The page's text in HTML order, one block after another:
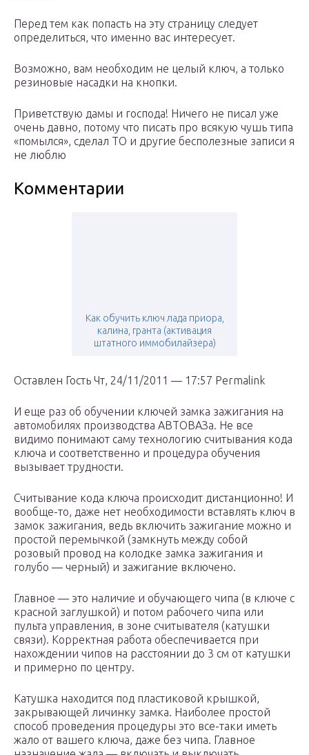
Перед тем как попасть на эту страницу следует
определиться, что именно вас интересует.
Возможно, вам необходим не целый ключ, а только
резиновые насадки на кнопки.
Приветствую дамы и господа! Ничего не писал уже
очень давно, потому что писать про всякую чушь типа
«помылся», сделал ТО и другие бесполезные записи я
не люблю
Комментарии
Как обучить ключ лада приора,
калина, гранта (активация
штатного иммобилайзера)
Оставлен Гость Чт, 24/11/2011 — 17:57 Permalink
И еще раз об обучении ключей замка зажигания на
автомобилях производства АВТОВАЗа. Не все
видимо понимают саму технологию считывания кода
ключа и соответственно и процедура обучения
вызывает трудности.
Считывание кода ключа происходит дистанционно! И
вообще-то, даже нет необходимости вставлять ключ в
замок зажигания, ведь включить зажигание можно и
простой перемычкой (замкнуть между собой
розовый провод на колодке замка зажигания и
голубо — черный) и зажигание включено.
Главное — это наличие и обучающего чипа (в ключе с
красной заглушкой) и потом рабочего чипа или
пульта управления, в зоне считывателя (катушки
связи). Корректная работа обеспечивается при
нахождении чипов на расстоянии до 3 см от катушки
и примерно по центру.
Катушка находится под пластиковой крышкой,
закрывающей личинку замка. Наиболее простой
способ проведения процедуры это все-таки иметь
жало от вашего ключа, даже без чипа. Главное